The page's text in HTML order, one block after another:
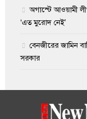
অগাস্টে আওয়ামী
‘এত মুরোদ নেই’
বেনজীরের জামিন
সরকার